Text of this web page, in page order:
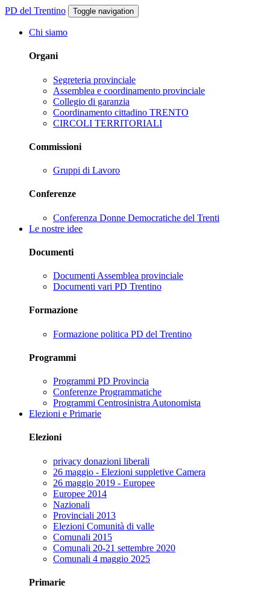
PD del Trentino Toggle navigation
Chi siamo
Organi
Segreteria provinciale
Assemblea e coordinamento provinciale
Collegio di garanzia
Coordinamento cittadino TRENTO
CIRCOLI TERRITORIALI
Commissioni
Gruppi di Lavoro
Conferenze
Conferenza Donne Democratiche del Trenti
Le nostre idee
Documenti
Documenti Assemblea provinciale
Documenti vari PD Trentino
Formazione
Formazione politica PD del Trentino
Programmi
Programmi PD Provincia
Conferenze Programmatiche
Programmi Centrosinistra Autonomista
Elezioni e Primarie
Elezioni
privacy donazioni liberali
26 maggio - Elezioni suppletive Camera
26 maggio 2019 - Europee
Europee 2014
Nazionali
Provinciali 2013
Elezioni Comunità di valle
Comunali 2015
Comunali 20-21 settembre 2020
Comunali 4 maggio 2025
Primarie